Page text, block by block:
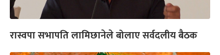
रास्वपा सभापति लामिछानेले बोलाए सर्वदलीय बैठक